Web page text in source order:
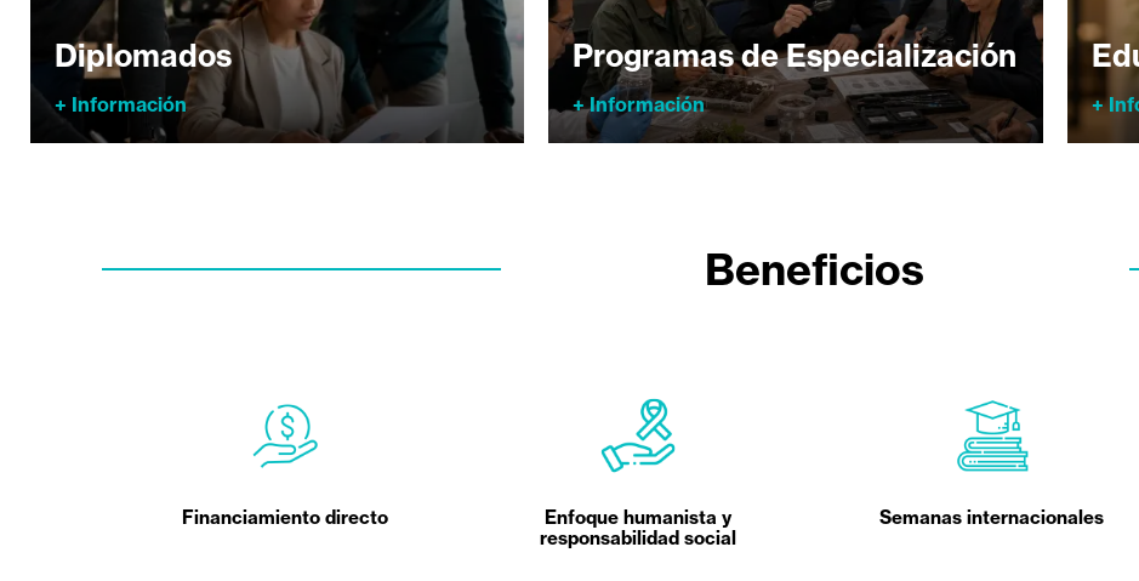
Diplomados
+ Información
Programas de Especialización
+ Información +
Beneficios
Financiamiento directo
Enfoque humanista y
responsabilidad social
Semanas internacionales